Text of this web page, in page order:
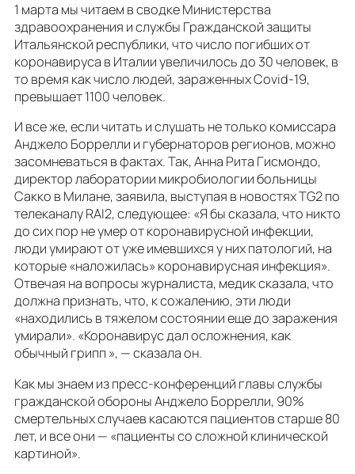
1 марта мы читаем в сводке Министерства
здравоохранения и службы Гражданской защиты
Итальянской республики, что число погибших от
коронавируса в Италии увеличилось до 30 человек, в
то время как число людей, зараженных Covid-19,
превышает 1100 человек.
И все же, если читать и слушать не только комиссара
Анджело Боррелли и губернаторов регионов, можно
засомневаться в фактах. Так, Анна Рита Гисмондо,
директор лаборатории микробиологии больницы
Сакко в Милане, заявила, выступая в новостях TG2 по
телеканалу RAI2, следующее: «Я бы сказала, что никто
до сих пор не умер от коронавирусной инфекции,
люди умирают от уже имевшихся у них патологий, на
которые «наложилась» коронавирусная инфекция».
Отвечая на вопросы журналиста, медик сказала, что
должна признать, что, к сожалению, эти люди
«находились в тяжелом состоянии еще до заражения
умирали». «Коронавирус дал осложнения, как
обычный грипп », — сказала он.
Как мы знаем из пресс-конференций главы службы
гражданской обороны Анджело Боррелли, 90%
смертельных случаев касаются пациентов старше 80
лет, и все они — «пациенты со сложной клинической
картиной».